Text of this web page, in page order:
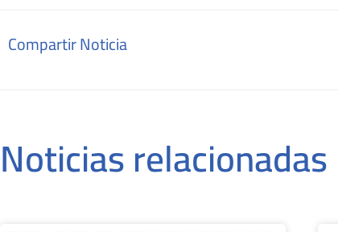
Compartir Noticia
Noticias relacionadas